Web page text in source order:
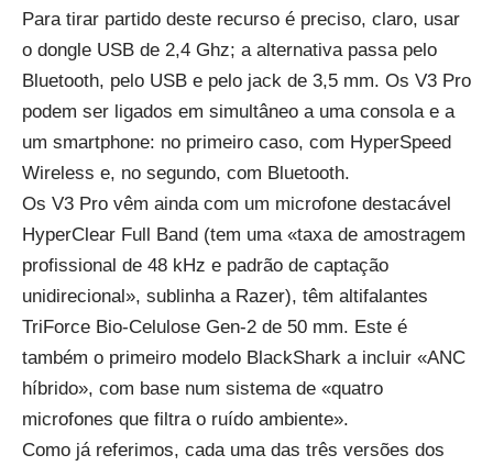
Para tirar partido deste recurso é preciso, claro, usar
o dongle USB de 2,4 Ghz; a alternativa passa pelo
Bluetooth, pelo USB e pelo jack de 3,5 mm. Os V3 Pro
podem ser ligados em simultâneo a uma consola e a
um smartphone: no primeiro caso, com HyperSpeed
Wireless e, no segundo, com Bluetooth.
Os V3 Pro vêm ainda com um microfone destacável
HyperClear Full Band (tem uma «taxa de amostragem
profissional de 48 kHz e padrão de captação
unidirecional», sublinha a Razer), têm altifalantes
TriForce Bio-Celulose Gen-2 de 50 mm. Este é
também o primeiro modelo BlackShark a incluir «ANC
híbrido», com base num sistema de «quatro
microfones que filtra o ruído ambiente».
Como já referimos, cada uma das três versões dos